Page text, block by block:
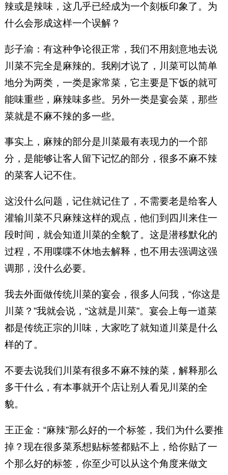
辣或是辣味，这几乎已经成为一个刻板印象了。为
什么会形成这样一个误解？
彭子渝：有这种争论很正常，我们不用刻意地去说
川菜不完全是麻辣的。我刚才说了，川菜可以简单
地分为两类，一类是家常菜，它主要是下饭的就可
能味重些，麻辣味多些。另外一类是宴会菜，那些
菜就是不麻不辣的多一些。
事实上，麻辣的部分是川菜最有表现力的一个部
分，是能够让客人留下记忆的部分，很多不麻不辣
的菜客人记不住。
这没什么问题，记住就记住了，不需要老是给客人
灌输川菜不只麻辣这样的观点，他们到四川来住一
段时间，就会知道川菜的全貌了。这是潜移默化的
过程，不用喋喋不休地去解释，也不用去强调这强
调那，没什么必要。
我去外面做传统川菜的宴会，很多人问我，“你这是
川菜？”我就会说，“这就是川菜”。宴会上每一道菜
都是传统正宗的川味，大家吃了就知道川菜是什么
样的了。
不要去说我们川菜有很多不麻不辣的菜，解释那么
多干什么，有本事就开个店让别人看见川菜的全
貌。
王正金：“麻辣”那么好的一个标签，我们为什么要推
掉？现在很多菜系想贴标签都贴不上，给你贴了一
个那么好的标签，你至少可以从这个角度来做文